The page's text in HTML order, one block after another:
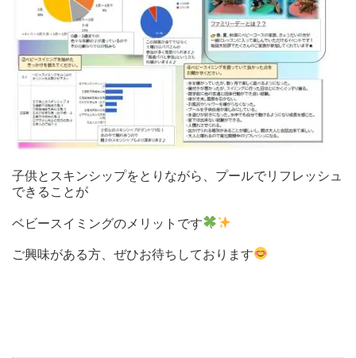
子供とスキンシップをとりながら、プールでリフレッシュ
できることが
ベビースイミングのメリットです
ご興味がある方、ぜひお待ちしております